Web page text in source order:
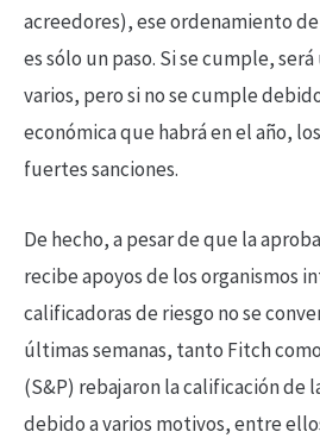
acreedores), ese ordenamiento
es sólo un paso. Si se cumple,
varios, pero si no se cumple
económica que habrá en el año,
fuertes sanciones.
De hecho, a pesar de que la
recibe apoyos de los organismos
calificadoras de riesgo no se
últimas semanas, tanto Fitch
(S&P) rebajaron la calificación de
debido a varios motivos, entre